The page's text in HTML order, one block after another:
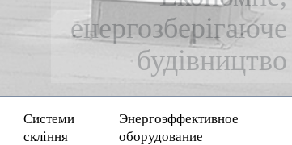
Системи
скління
Энергоэффективное
оборудование